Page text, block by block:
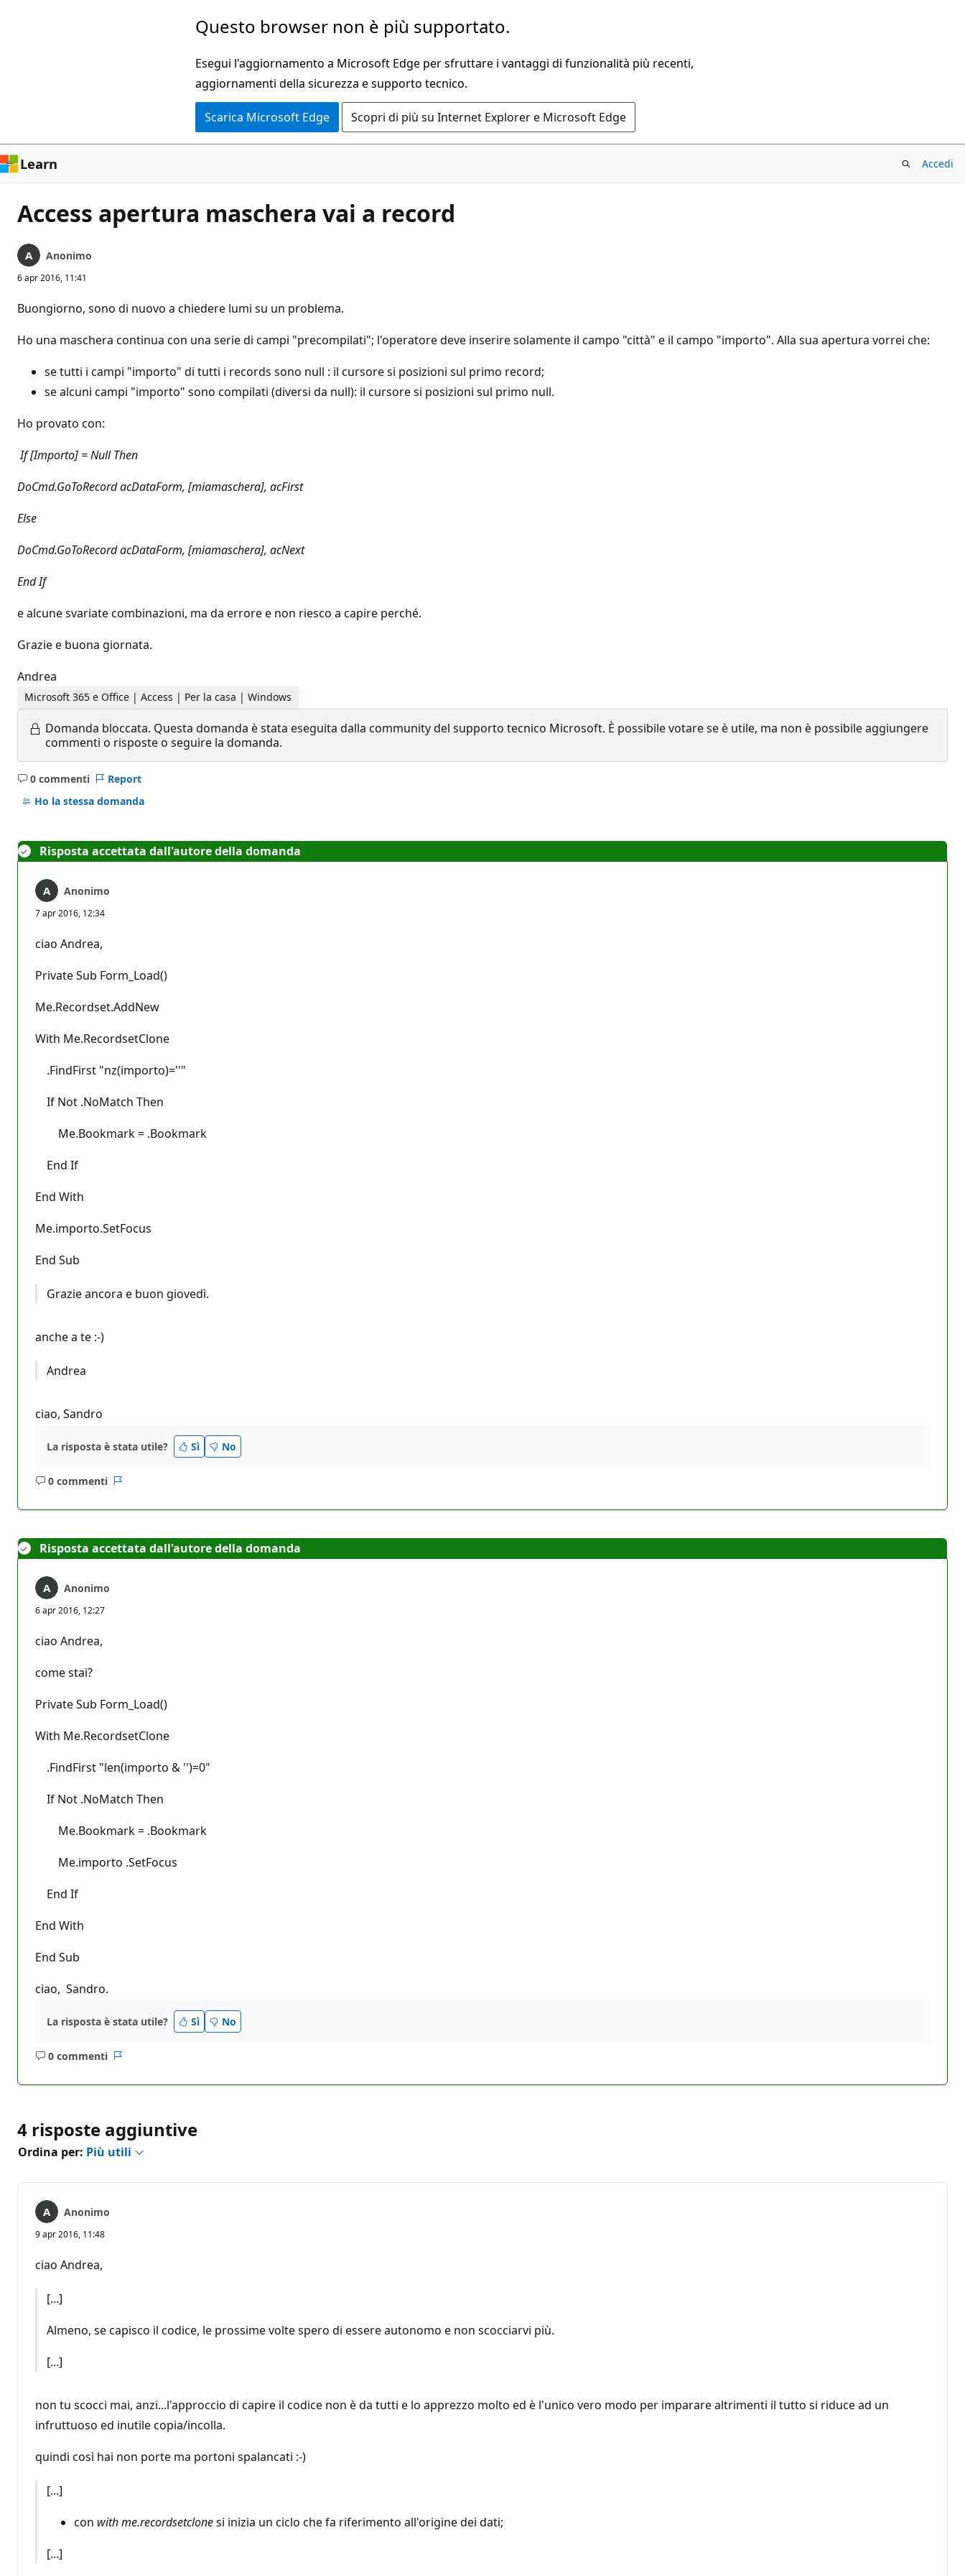
Questo browser non è più supportato.
Esegui l'aggiornamento a Microsoft Edge per sfruttare i vantaggi di funzionalità più recenti,
aggiornamenti della sicurezza e supporto tecnico.
Scarica Microsoft Edge Scopri di più su Internet Explorer e Microsoft Edge
Learn Accedi
Access apertura maschera vai a record
Anonimo
6 apr 2016, 11:41
Buongiorno, sono di nuovo a chiedere lumi su un problema.
Ho una maschera continua con una serie di campi "precompilati"; l'operatore deve inserire solamente il campo "città" e il campo "importo". Alla sua apertura vorrei che:
se tutti i campi "importo" di tutti i records sono null : il cursore si posizioni sul primo record;
se alcuni campi "importo" sono compilati (diversi da null): il cursore si posizioni sul primo null.
Ho provato con:
If [Importo] = Null Then
DoCmd.GoToRecord acDataForm, [miamaschera], acFirst
Else
DoCmd.GoToRecord acDataForm, [miamaschera], acNext
End If
e alcune svariate combinazioni, ma da errore e non riesco a capire perché.
Grazie e buona giornata.
Andrea
Microsoft 365 e Office | Access | Per la casa | Windows
Domanda bloccata. Questa domanda è stata eseguita dalla community del supporto tecnico Microsoft. È possibile votare se è utile, ma non è possibile aggiungere
commenti o risposte o seguire la domanda.
0 commenti
Nessun
commento
Report
Ho la stessa domanda
Risposta accettata dall'autore della domanda
Anonimo
7 apr 2016, 12:34
ciao Andrea,
Private Sub Form_Load()
Me.Recordset.AddNew
With Me.RecordsetClone
.FindFirst "nz(importo)=''"
If Not .NoMatch Then
Me.Bookmark = .Bookmark
End If
End With
Me.importo.SetFocus
End Sub
Grazie ancora e buon giovedì.
anche a te :-)
Andrea
ciao, Sandro
La risposta è stata utile? Sì No
0 commenti
Nessun
Risposta accettata dall'autore della domanda
Anonimo
6 apr 2016, 12:27
ciao Andrea,
come stai?
Private Sub Form_Load()
With Me.RecordsetClone
.FindFirst "len(importo & '')=0"
If Not .NoMatch Then
Me.Bookmark = .Bookmark
Me.importo .SetFocus
End If
End With
End Sub
ciao, Sandro.
La risposta è stata utile? Sì No
0 commenti
Nessun
4 risposte aggiuntive
Ordina per: Più utili
Anonimo
9 apr 2016, 11:48
ciao Andrea,
[...]
Almeno, se capisco il codice, le prossime volte spero di essere autonomo e non scocciarvi più.
[...]
non tu scocci mai, anzi...l'approccio di capire il codice non è da tutti e lo apprezzo molto ed è l'unico vero modo per imparare altrimenti il tutto si riduce ad un
infruttuoso ed inutile copia/incolla.
quindi così hai non porte ma portoni spalancati :-)
[...]
con with me.recordsetclonesi inizia un ciclo che fa riferimento all'origine dei dati;
[...]